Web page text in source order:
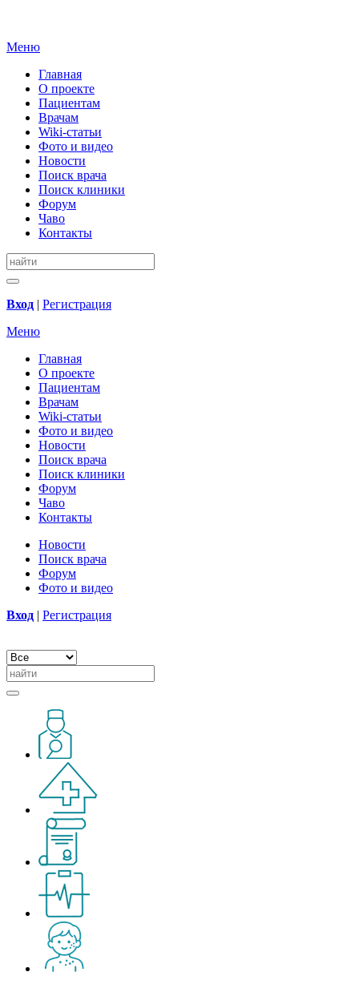
Меню
Главная
О проекте
Пациентам
Врачам
Wiki-статьи
Фото и видео
Новости
Поиск врача
Поиск клиники
Форум
Чаво
Контакты
Вход | Регистрация
Меню
Главная
О проекте
Пациентам
Врачам
Wiki-статьи
Фото и видео
Новости
Поиск врача
Поиск клиники
Форум
Чаво
Контакты
Новости
Поиск врача
Форум
Фото и видео
Вход | Регистрация